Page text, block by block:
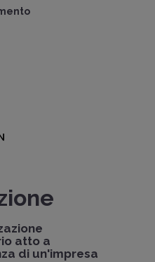
atto a
di un'impresa